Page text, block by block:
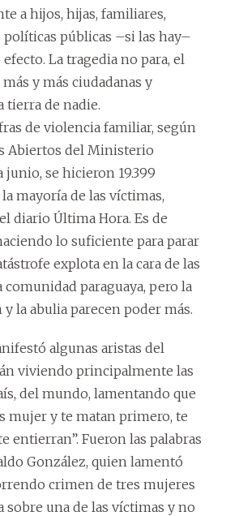
a hijos, hijas, familiares,
políticas públicas –si las hay–
La tragedia no para, el
y más ciudadanas y
tierra de nadie.
de violencia familiar, según
Abiertos del Ministerio
junio, se hicieron 19.399
mayoría de las víctimas,
diario Última Hora. Es de
lo suficiente para parar
explota en la cara de las
comunidad paraguaya, pero la
la abulia parecen poder más.
algunas aristas del
viviendo principalmente las
del mundo, lamentando que
mujer y te matan primero, te
entierran”. Fueron las palabras
González, quien lamentó
crimen de tres mujeres
sobre una de las víctimas y no